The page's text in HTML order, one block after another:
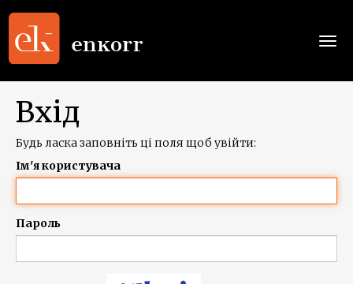
Вхід
Будь ласка заповніть ці поля щоб увійти:
Ім'я користувача
Пароль